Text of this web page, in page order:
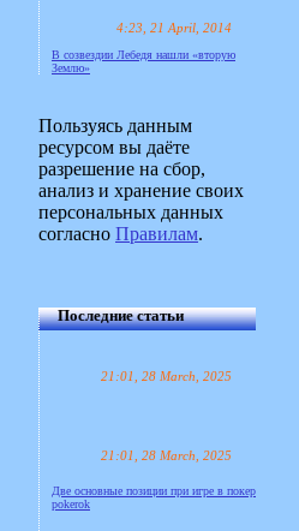
4:23, 21 April, 2014
В созвездии Лебедя нашли «вторую
Землю»
Пользуясь данным
ресурсом вы даёте
разрешение на сбор,
анализ и хранение своих
персональных данных
согласно Правилам.
Последние статьи
21:01, 28 March, 2025
21:01, 28 March, 2025
Две основные позиции при игре в покер
pokerok